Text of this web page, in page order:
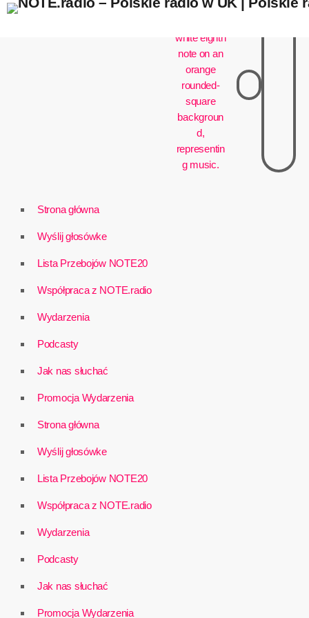
play_arrow
Strona główna
Wyślij głosówke
Lista Przebojów NOTE20
Współpraca z NOTE.radio
Wydarzenia
Podcasty
Jak nas słuchać
Promocja Wydarzenia
Strona główna
Wyślij głosówke
Lista Przebojów NOTE20
Współpraca z NOTE.radio
Wydarzenia
Podcasty
Jak nas słuchać
Promocja Wydarzenia